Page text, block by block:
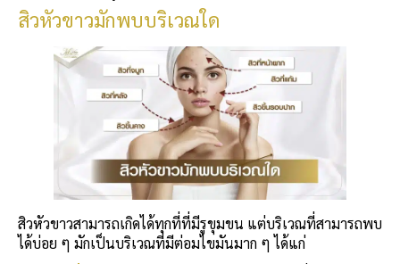
สิวหัวขาวมักพบบริเวณใด
สิวหัวขาวสามารถเกิดได้ทุกที่ที่มีรูขุมขน แต่บริเวณที่สามารถพบ
ได้บ่อย ๆ มักเป็นบริเวณที่มีต่อมไขมันมาก ๆ ได้แก่